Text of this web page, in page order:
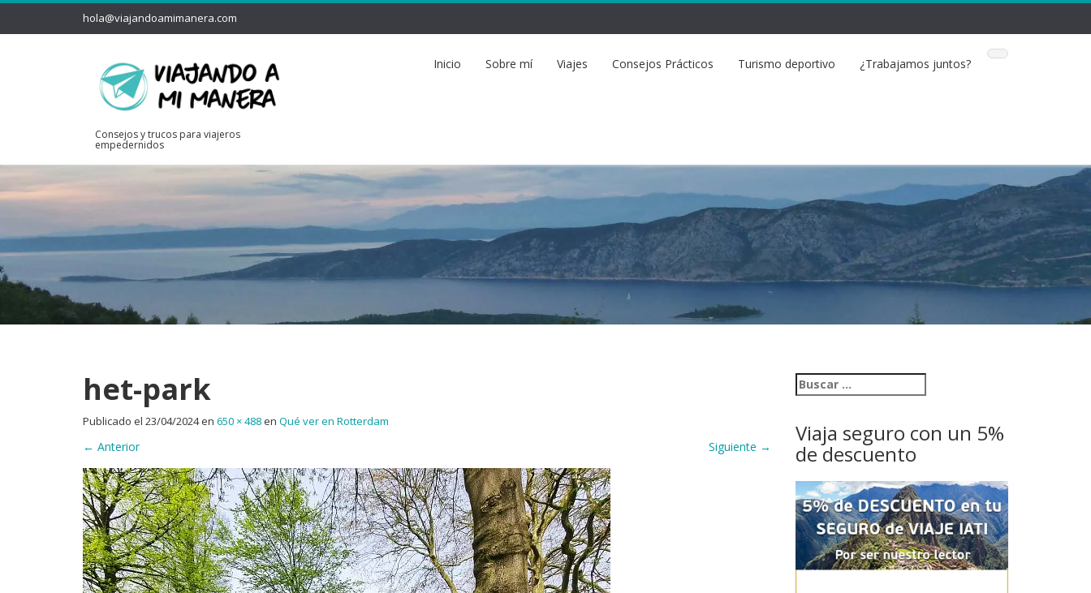
hola@viajandoamimanera.com
Consejos y trucos para viajeros
empedernidos
Inicio Sobre mí Viajes Consejos Prácticos Turismo deportivo ¿Trabajamos juntos?
het-park
Publicado el 23/04/2024en 650 × 488en Qué ver en Rotterdam
← Anterior Siguiente →
Viaja seguro con un 5%
de descuento